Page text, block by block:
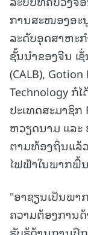
ການສະໜອງອ
ລະດັບອຸດສາຫະ
ຊັ້ນນຳຂອງຈີນ ເ
(CALB), Gotion
Technology ກໍ
ປະເທດສະມາຊິກ
ຫວຽດນາມ ແລະ
ຕາມທ້ອງຖິ່ນແລ້
ໄຟຟ້າໃນພາກພື້ນ
"ອາຊຽນເປັນພ
ຄວາມຕ້ອງການ